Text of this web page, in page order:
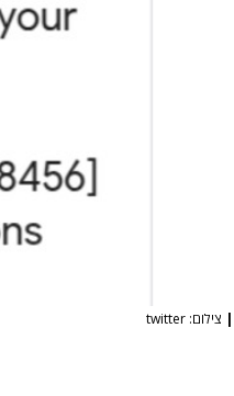
| צילום: twitter